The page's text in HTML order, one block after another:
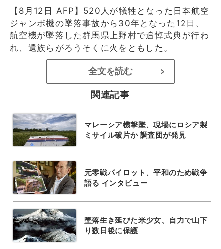
【8月12日 AFP】520人が犠牲となった日本航空
ジャンボ機の墜落事故から30年となった12日、
航空機が墜落した群馬県上野村で追悼式典が行わ
れ、遺族らがろうそくに火をともした。
全文を読む >
関連記事
マレーシア機撃墜、現場にロシア製
ミサイル破片か 調査団が発見
元零戦パイロット、平和のため戦争
語る インタビュー
墜落生き延びた米少女、自力で山下
り数日後に保護